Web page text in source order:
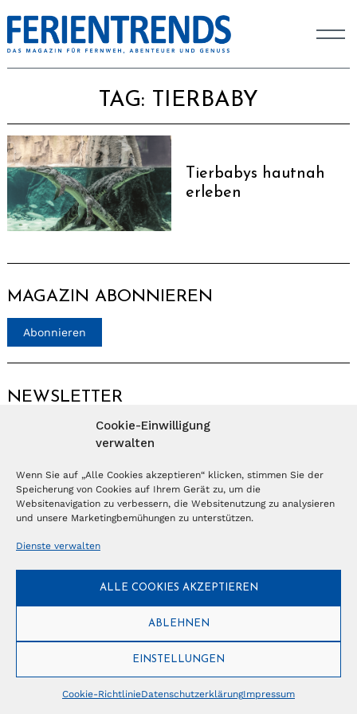
Cookie-Einwilligung
verwalten
Wenn Sie auf „Alle Cookies akzeptieren“ klicken, stimmen Sie der
Speicherung von Cookies auf Ihrem Gerät zu, um die
Websitenavigation zu verbessern, die Websitenutzung zu analysieren
und unsere Marketingbemühungen zu unterstützen.
Dienste verwalten
ALLE COOKIES AKZEPTIEREN
ABLEHNEN
EINSTELLUNGEN
Cookie-RichtlinieDatenschutzerklärungImpressum
TAG: TIERBABY
Tierbabys hautnah
erleben
MAGAZIN ABONNIEREN
Abonnieren
NEWSLETTER
© Copyright 2026 – Ferientrends // info@tlvg.ch// +41 31 300 30 85 //
Tourismus Lifestyle Verlag GmbH // Frohbergweg 1 - CH-3012 Bern //
Datenschutzerklärung//Impressum